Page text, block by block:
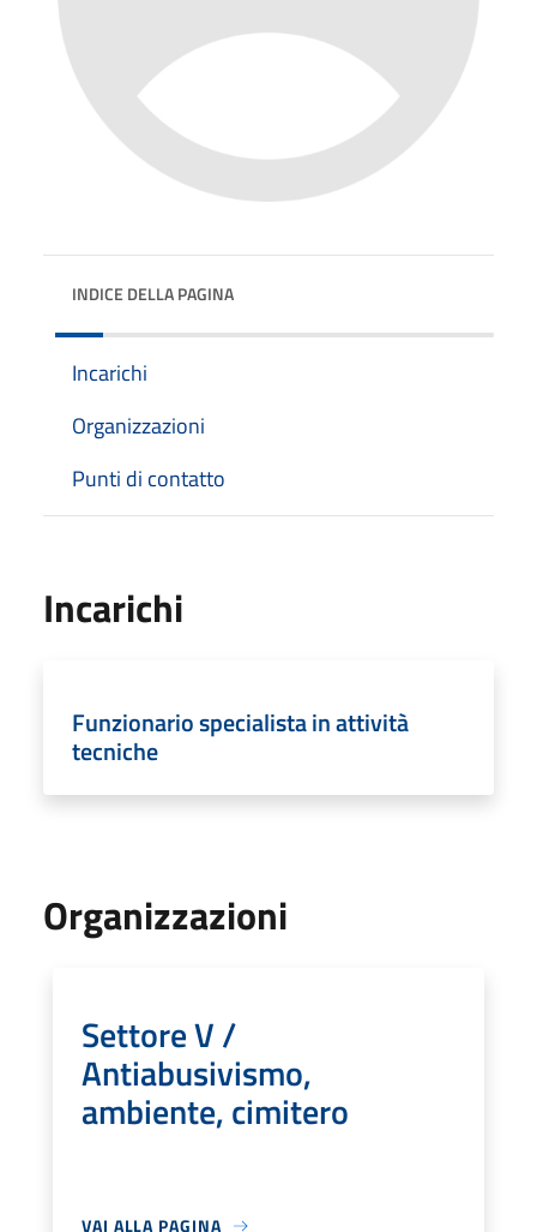
INDICE DELLA PAGINA
Incarichi
Organizzazioni
Punti di contatto
Incarichi
Funzionario specialista in attività
tecniche
Organizzazioni
Settore V /
Antiabusivismo,
ambiente, cimitero
VAI ALLA PAGINA